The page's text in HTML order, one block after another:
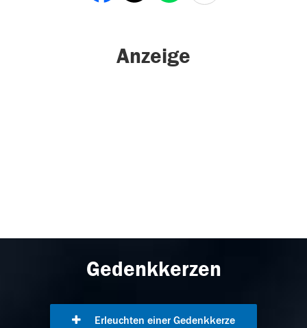
Anzeige
Gedenkkerzen
Erleuchten einer Gedenkkerze